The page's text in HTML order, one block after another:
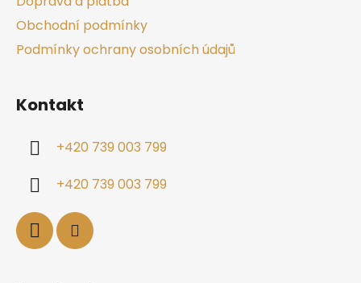
Obchodní podmínky
Podmínky ochrany osobních údajů
Kontakt
+420 739 003 799
+420 739 003 799